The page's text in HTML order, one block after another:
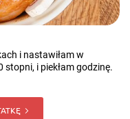
i nastawiłam w
i piekłam godzinę.